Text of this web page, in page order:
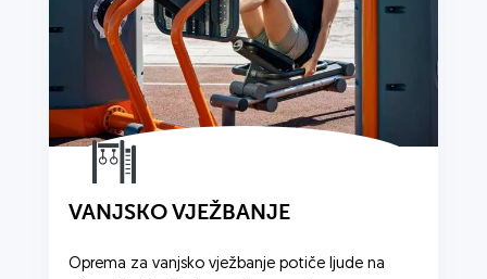
VANJSKO VJEŽBANJE
Oprema za vanjsko vježbanje potiče ljude na